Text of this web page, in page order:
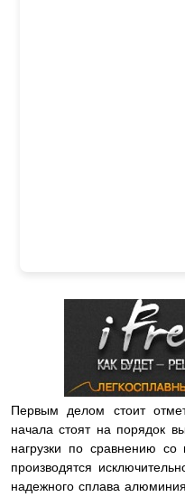
Первым делом стоит
начала стоят на порядок
нагрузки по сравнению
производятся
надежного сплава